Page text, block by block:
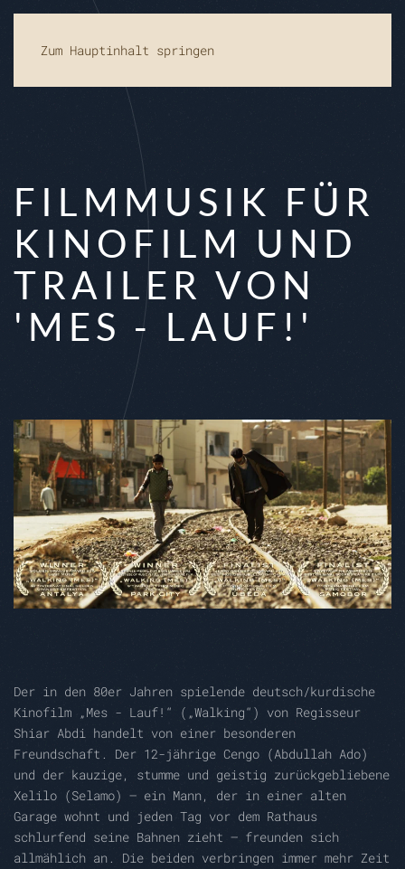
Zum Hauptinhalt springen
FILMMUSIK FÜR
KINOFILM UND
TRAILER VON
'MES - LAUF!'
Der in den 80er Jahren spielende deutsch/kurdische
Kinofilm „Mes - Lauf!“ („Walking“) von Regisseur
Shiar Abdi handelt von einer besonderen
Freundschaft. Der 12-jährige Cengo (Abdullah Ado)
und der kauzige, stumme und geistig zurückgebliebene
Xelilo (Selamo) – ein Mann, der in einer alten
Garage wohnt und jeden Tag vor dem Rathaus
schlurfend seine Bahnen zieht – freunden sich
allmählich an. Die beiden verbringen immer mehr Zeit